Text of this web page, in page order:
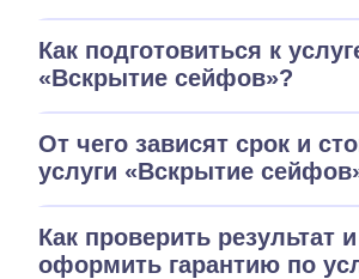
Как подготовиться к
«Вскрытие сейфов»?
От чего зависят срок и
услуги «Вскрытие
Как проверить результат и
оформить гарантию по